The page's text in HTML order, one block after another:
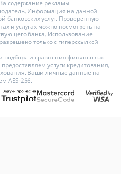
содержание рекламы
Информация на данной
банковских услуг. Проверенную
и услугах можно посмотреть на
банка. Использование
только с гиперссылкой
подбора и сравнения финансовых
услуги кредитования,
Ваши личные данные на
AES-256.